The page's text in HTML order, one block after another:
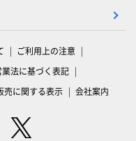
ご利用上の注意
法に基づく表記
売に関する表示 会社案内